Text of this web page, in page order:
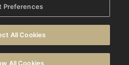
Waarschuwing
Preferences
All Cookies
All Cookies